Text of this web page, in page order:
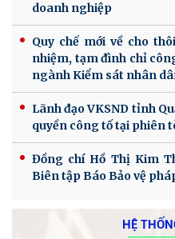
doanh nghiệp
Quy chế mới về cho
nhiệm, tạm đình chỉ
ngành Kiểm sát nhân
Lãnh đạo VKSND tỉnh
quyền công tố tại phiên
Đồng chí Hồ Thị Kim
Biên tập Báo Bảo vệ
HỆ